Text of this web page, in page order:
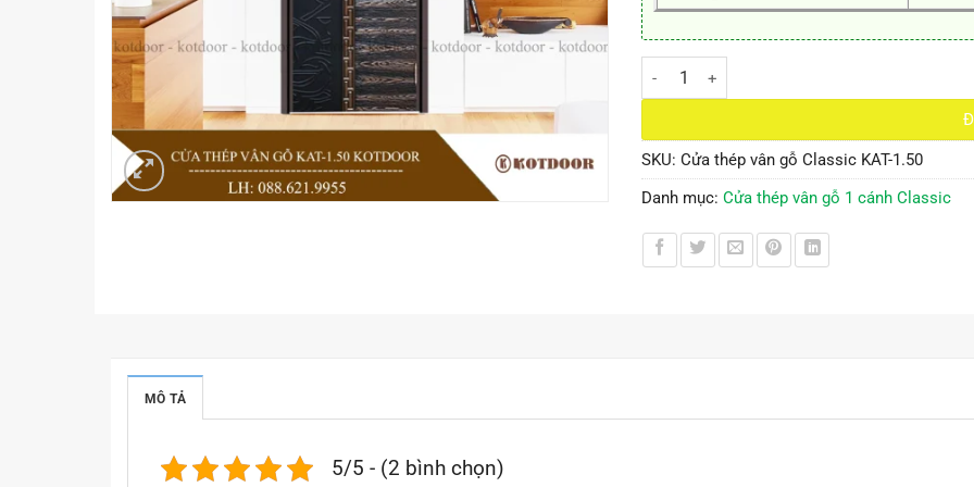
Cửa thép vân gỗ Classic KAT-1.50 số lượng
SKU: Cửa thép vân gỗ Classic KAT-1.50
Danh mục: Cửa thép vân gỗ 1 cánh Classic
MÔ TẢ
5/5 - (2 bình chọn)